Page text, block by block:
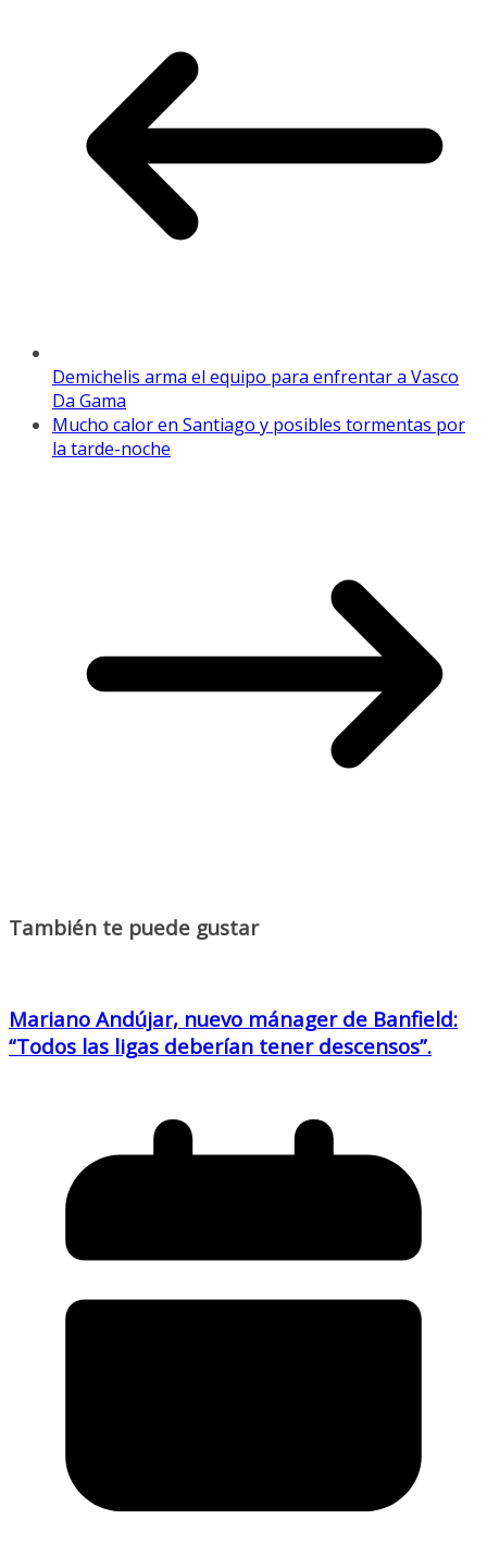
Demichelis arma el equipo para enfrentar a Vasco
Da Gama
Mucho calor en Santiago y posibles tormentas por
la tarde-noche
También te puede gustar
Mariano Andújar, nuevo mánager de Banfield:
“Todos las ligas deberían tener descensos”.